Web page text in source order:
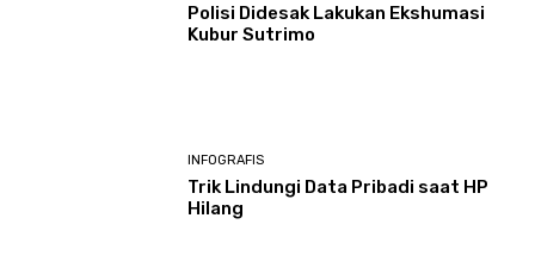
Polisi Didesak Lakukan Ekshumasi
Kubur Sutrimo
INFOGRAFIS
Trik Lindungi Data Pribadi saat HP
Hilang